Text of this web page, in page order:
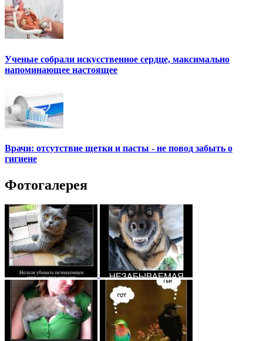
Ученые собрали искусственное сердце, максимально
напоминающее настоящее
Врачи: отсутствие щетки и пасты - не повод забыть о
гигиене
Фотогалерея